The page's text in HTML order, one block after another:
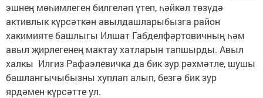
эшнең мөһимлеген билгеләп үтеп, һәйкәл төзүдә
активлык күрсәткән авылдашларыбызга район
хакимияте башлыгы Илшат Габделфәртовичның һәм
авыл җирлегенең мактау хатларын тапшырды. Авыл
халкы Илгиз Рафаэлевичка да бик зур рәхмәтле, шушы
башлангычыбызны хуплап алып, безгә бик зур
ярдәмен күрсәтте ул.